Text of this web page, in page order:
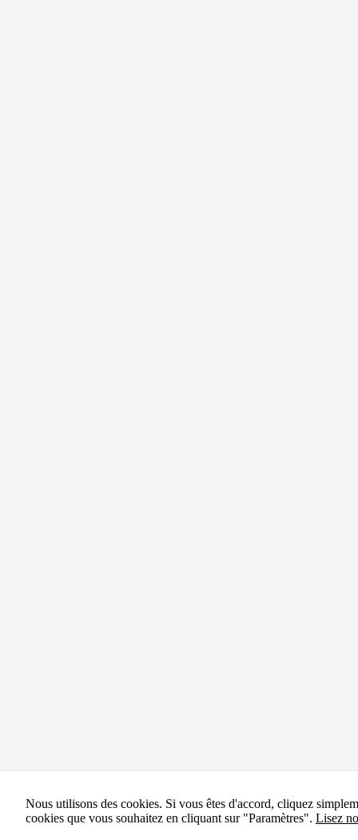
Nous utilisons des cookies. Si vous êtes d'accord, cliquez
cookies que vous souhaitez en cliquant sur "Paramètres". Lisez